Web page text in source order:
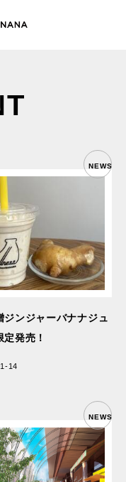
NEWS
ジンジャーバナナジュ
定発売！
14
NEWS